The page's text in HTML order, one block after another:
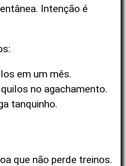
Intenção é
em um mês.
no agachamento.
tanquinho.
que não perde treinos.